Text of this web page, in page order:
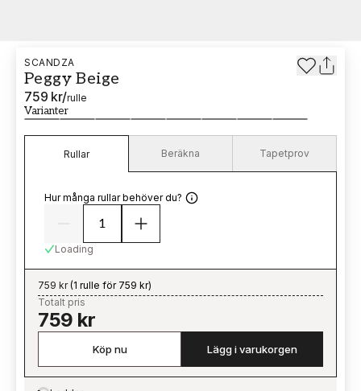
SCANDZA
Peggy Beige
759 kr/rulle
Varianter
Rullar Beräkna Tapetprov
Hur många rullar behöver du?
Loading
759 kr(1 rulle för 759 kr)
Totalt pris
759 kr
Köp nu Lägg i varukorgen